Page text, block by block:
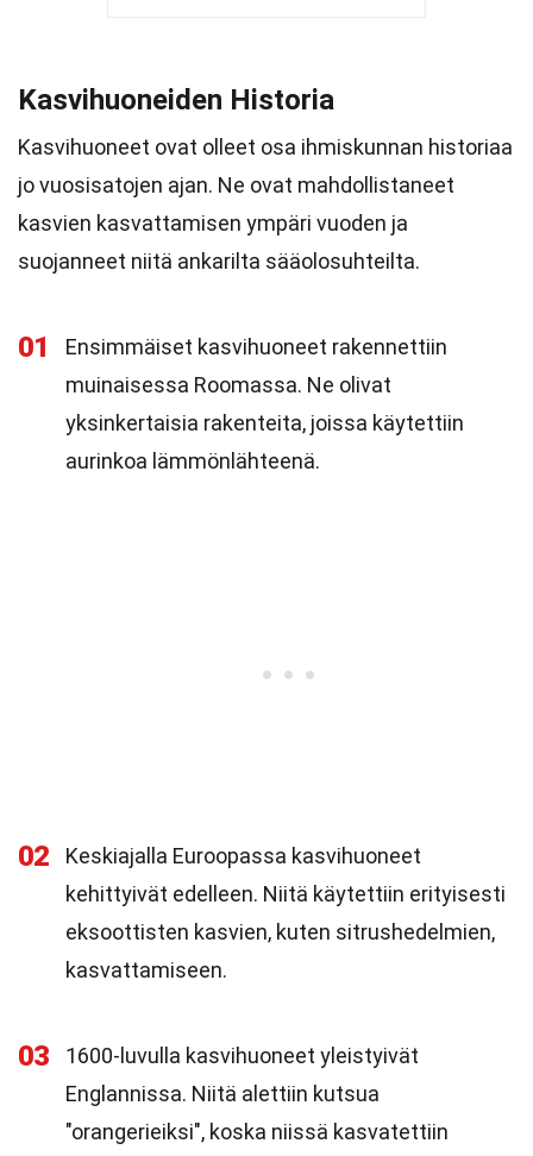
Kasvihuoneiden Historia
Kasvihuoneet ovat olleet osa ihmiskunnan historiaa
jo vuosisatojen ajan. Ne ovat mahdollistaneet
kasvien kasvattamisen ympäri vuoden ja
suojanneet niitä ankarilta sääolosuhteilta.
01
Ensimmäiset kasvihuoneet rakennettiin
muinaisessa Roomassa. Ne olivat
yksinkertaisia rakenteita, joissa käytettiin
aurinkoa lämmönlähteenä.
02
Keskiajalla Euroopassa kasvihuoneet
kehittyivät edelleen. Niitä käytettiin erityisesti
eksoottisten kasvien, kuten sitrushedelmien,
kasvattamiseen.
03
1600-luvulla kasvihuoneet yleistyivät
Englannissa. Niitä alettiin kutsua
"orangerieiksi", koska niissä kasvatettiin